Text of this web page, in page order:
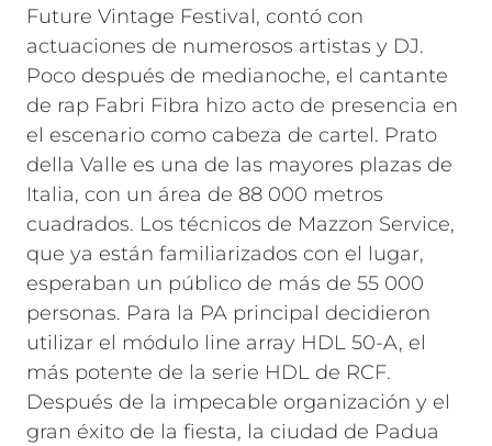
Future Vintage Festival, contó con
actuaciones de numerosos artistas y DJ.
Poco después de medianoche, el cantante
de rap Fabri Fibra hizo acto de presencia en
el escenario como cabeza de cartel. Prato
della Valle es una de las mayores plazas de
Italia, con un área de 88 000 metros
cuadrados. Los técnicos de Mazzon Service,
que ya están familiarizados con el lugar,
esperaban un público de más de 55 000
personas. Para la PA principal decidieron
utilizar el módulo line array HDL 50-A, el
más potente de la serie HDL de RCF.
Después de la impecable organización y el
gran éxito de la fiesta, la ciudad de Padua